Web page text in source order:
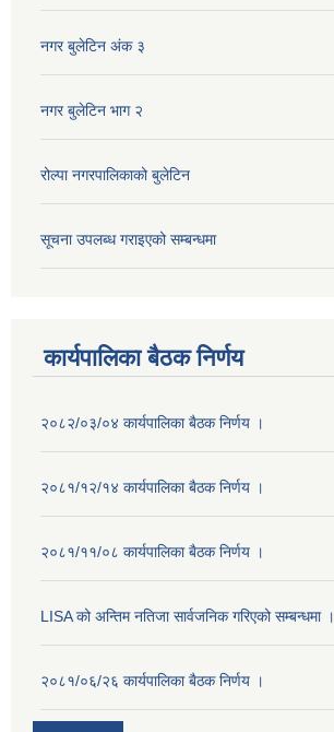
नगर बुलेटिन अंक ३
नगर बुलेटिन भाग २
रोल्पा नगरपालिकाको बुलेटिन
सूचना उपलब्ध गराइएको सम्बन्धमा
कार्यपालिका बैठक निर्णय
२०८२/०३/०४ कार्यपालिका बैठक निर्णय ।
२०८१/१२/१४ कार्यपालिका बैठक निर्णय ।
२०८१/११/०८ कार्यपालिका बैठक निर्णय ।
LISA को अन्तिम नतिजा सार्वजनिक गरिएको सम्बन्धमा ।
२०८१/०६/२६ कार्यपालिका बैठक निर्णय ।